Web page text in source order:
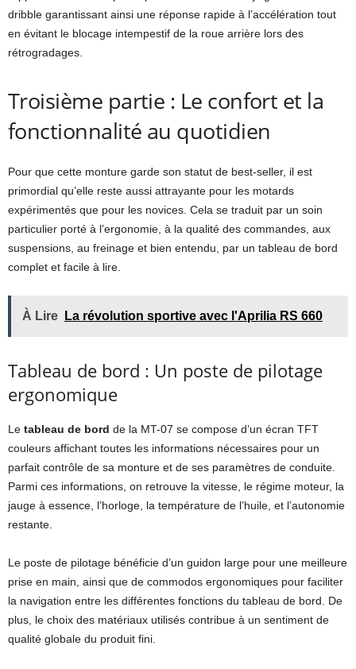
dribble garantissant ainsi une réponse rapide à l’accélération tout
en évitant le blocage intempestif de la roue arrière lors des
rétrogradages.
Troisième partie : Le confort et la
fonctionnalité au quotidien
Pour que cette monture garde son statut de best-seller, il est
primordial qu’elle reste aussi attrayante pour les motards
expérimentés que pour les novices. Cela se traduit par un soin
particulier porté à l’ergonomie, à la qualité des commandes, aux
suspensions, au freinage et bien entendu, par un tableau de bord
complet et facile à lire.
À Lire La révolution sportive avec l'Aprilia RS 660
Tableau de bord : Un poste de pilotage
ergonomique
Le tableau de bord de la MT-07 se compose d’un écran TFT
couleurs affichant toutes les informations nécessaires pour un
parfait contrôle de sa monture et de ses paramètres de conduite.
Parmi ces informations, on retrouve la vitesse, le régime moteur, la
jauge à essence, l’horloge, la température de l’huile, et l’autonomie
restante.
Le poste de pilotage bénéficie d’un guidon large pour une meilleure
prise en main, ainsi que de commodos ergonomiques pour faciliter
la navigation entre les différentes fonctions du tableau de bord. De
plus, le choix des matériaux utilisés contribue à un sentiment de
qualité globale du produit fini.